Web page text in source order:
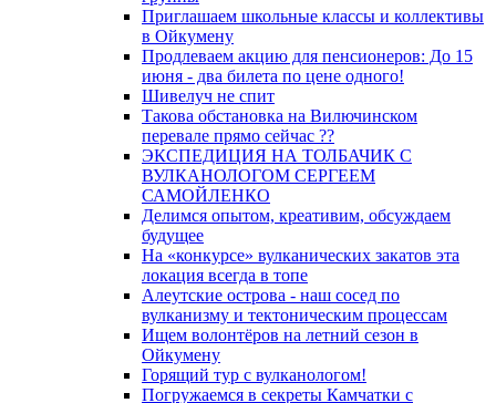
Приглашаем школьные классы и коллективы
в Ойкумену
Продлеваем акцию для пенсионеров: До 15
июня - два билета по цене одного!
Шивелуч не спит
Такова обстановка на Вилючинском
перевале прямо сейчас ??
ЭКСПЕДИЦИЯ НА ТОЛБАЧИК С
ВУЛКАНОЛОГОМ СЕРГЕЕМ
САМОЙЛЕНКО
Делимся опытом, креативим, обсуждаем
будущее
На «конкурсе» вулканических закатов эта
локация всегда в топе
Алеутские острова - наш сосед по
вулканизму и тектоническим процессам
Ищем волонтёров на летний сезон в
Ойкумену
Горящий тур с вулканологом!
Погружаемся в секреты Камчатки с